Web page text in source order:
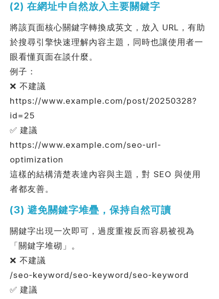
(2) 在網址中自然放入主要關鍵字
將該頁面核心關鍵字轉換成英文，放入 URL，有助
於搜尋引擎快速理解內容主題，同時也讓使用者一
眼看懂頁面在談什麼。
例子：
❌ 不建議
https://www.example.com/post/20250328?
id=25
✅ 建議
https://www.example.com/seo-url-
optimization
這樣的結構清楚表達內容與主題，對 SEO 與使用
者都友善。
(3) 避免關鍵字堆疊，保持自然可讀
關鍵字出現一次即可，過度重複反而容易被視為
「關鍵字堆砌」。
❌ 不建議
/seo-keyword/seo-keyword/seo-keyword
✅ 建議